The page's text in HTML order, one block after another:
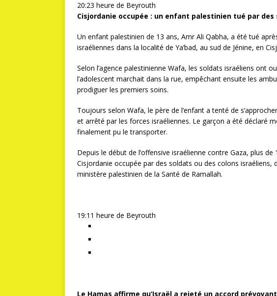
20:23 heure de Beyrouth
Cisjordanie occupée : un enfant palestinien tué par
Un enfant palestinien de 13 ans, Amr Ali Qabha, a été tué
israéliennes dans la localité de Ya’bad, au sud de Jénine, en
Selon l’agence palestinienne Wafa, les soldats israéliens ont
l’adolescent marchait dans la rue, empêchant ensuite les
prodiguer les premiers soins.
Toujours selon Wafa, le père de l’enfant a tenté de
et arrêté par les forces israéliennes. Le garçon a été déclaré
finalement pu le transporter.
Depuis le début de l’offensive israélienne contre Gaza, plus
Cisjordanie occupée par des soldats ou des colons
ministère palestinien de la Santé de Ramallah.
19:11 heure de Beyrouth
Le Hamas affirme qu’Israël a rejeté un accord